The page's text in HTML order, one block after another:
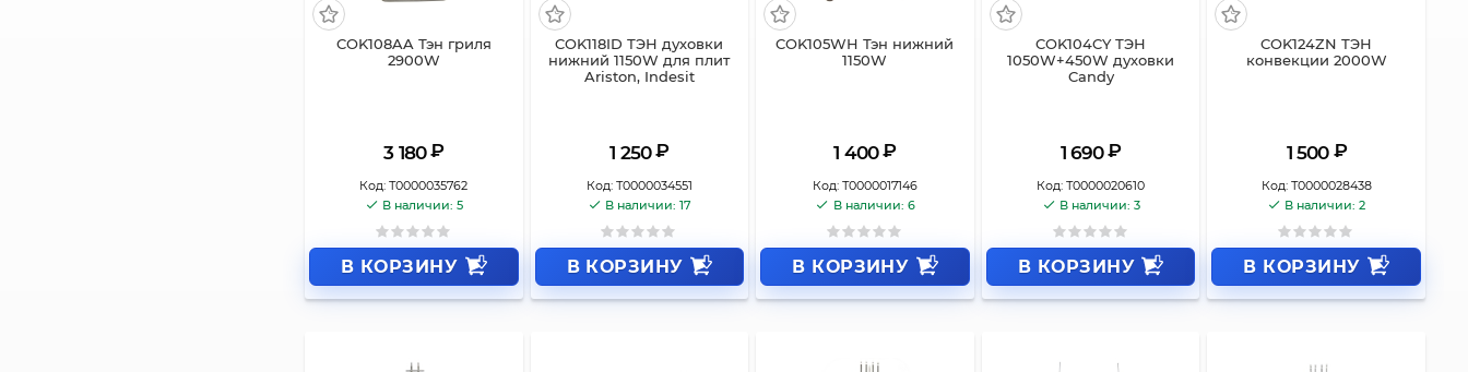
COK108AA Тэн гриля
2900W
3 180 ₽
Код: Т0000035762
В наличии: 5
В КОРЗИНУ
COK118ID ТЭН духовки
нижний 1150W для плит
Ariston, Indesit
1 250 ₽
Код: Т0000034551
В наличии: 17
В КОРЗИНУ
COK105WH Тэн нижний
1150W
1 400 ₽
Код: Т0000017146
В наличии: 6
В КОРЗИНУ
COK104CY ТЭН
1050W+450W духовки
Candy
1 690 ₽
Код: Т0000020610
В наличии: 3
В КОРЗИНУ
COK124ZN ТЭН
конвекции 2000W
1 500 ₽
Код: Т0000028438
В наличии: 2
В КОРЗИНУ